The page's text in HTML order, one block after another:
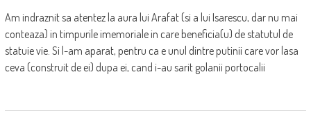
Am indraznit sa atentez la aura lui Arafat (si a lui Isarescu, dar nu mai
conteaza) in timpurile imemoriale in care beneficia(u) de statutul de
statuie vie. Si l-am aparat, pentru ca e unul dintre putinii care vor lasa
ceva (construit de ei) dupa ei, cand i-au sarit golanii portocalii